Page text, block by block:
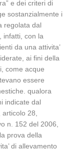
e dei criteri di
sostanzialmente i
regolata dal
infatti, con la
da una attivita’
ai fini della
come acque
essere
qualora
indicate dal
28,
n. 152 del 2006,
prova della
di allevamento